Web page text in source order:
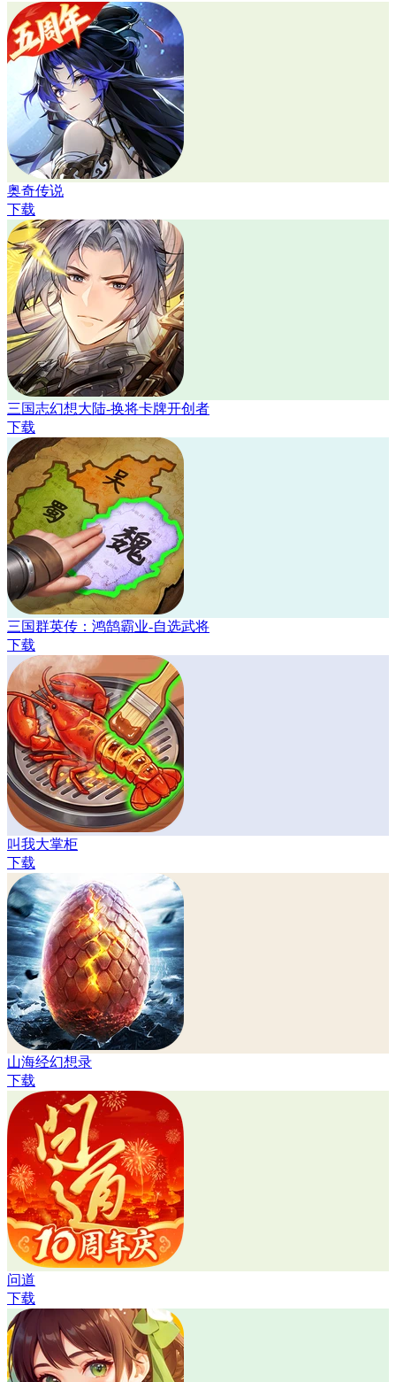
奥奇传说
下载
三国志幻想大陆-换将卡牌开创者
下载
三国群英传：鸿鹄霸业-自选武将
下载
叫我大掌柜
下载
山海经幻想录
下载
问道
下载